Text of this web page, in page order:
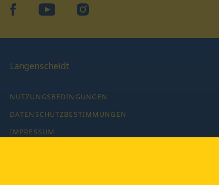
facebookYouTube Instagram
Langenscheidt
NUTZUNGSBEDINGUNGEN
DATENSCHUTZBESTIMMUNGEN
IMPRESSUM